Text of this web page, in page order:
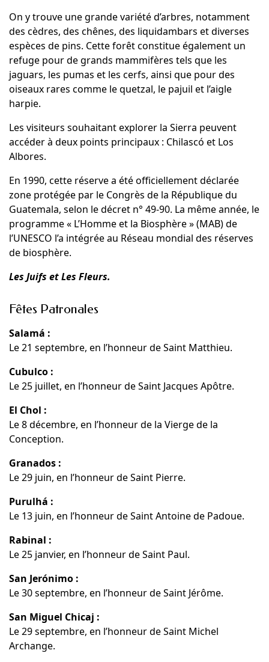
On y trouve une grande variété d’arbres, notamment
des cèdres, des chênes, des liquidambars et diverses
espèces de pins. Cette forêt constitue également un
refuge pour de grands mammifères tels que les
jaguars, les pumas et les cerfs, ainsi que pour des
oiseaux rares comme le quetzal, le pajuil et l’aigle
harpie.
Les visiteurs souhaitant explorer la Sierra peuvent
accéder à deux points principaux : Chilascó et Los
Albores.
En 1990, cette réserve a été officiellement déclarée
zone protégée par le Congrès de la République du
Guatemala, selon le décret n° 49-90. La même année, le
programme « L’Homme et la Biosphère » (MAB) de
l’UNESCO l’a intégrée au Réseau mondial des réserves
de biosphère.
Les Juifs et Les Fleurs.
Fêtes Patronales
Salamá :
Le 21 septembre, en l’honneur de Saint Matthieu.
Cubulco :
Le 25 juillet, en l’honneur de Saint Jacques Apôtre.
El Chol :
Le 8 décembre, en l’honneur de la Vierge de la
Conception.
Granados :
Le 29 juin, en l’honneur de Saint Pierre.
Purulhá :
Le 13 juin, en l’honneur de Saint Antoine de Padoue.
Rabinal :
Le 25 janvier, en l’honneur de Saint Paul.
San Jerónimo :
Le 30 septembre, en l’honneur de Saint Jérôme.
San Miguel Chicaj :
Le 29 septembre, en l’honneur de Saint Michel
Archange.